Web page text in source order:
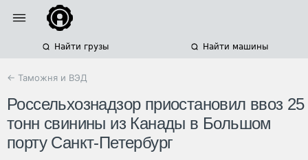
Найти грузы Найти машины
← Таможня и ВЭД
Россельхознадзор приостановил ввоз 25
тонн свинины из Канады в Большом
порту Санкт-Петербург